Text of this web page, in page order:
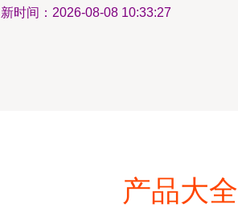
时间：2026-08-08 10:33:27
产品大全